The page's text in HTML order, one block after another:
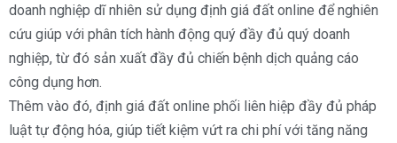
doanh nghiệp dĩ nhiên sử dụng định giá đất online để nghiên
cứu giúp với phân tích hành động quý đầy đủ quý doanh
nghiệp, từ đó sản xuất đầy đủ chiến bệnh dịch quảng cáo
công dụng hơn.
Thêm vào đó, định giá đất online phối liên hiệp đầy đủ pháp
luật tự động hóa, giúp tiết kiệm vứt ra chi phí với tăng năng